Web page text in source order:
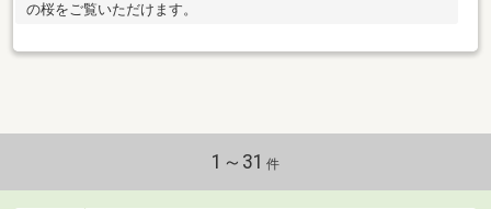
の桜をご覧いただけます。
1～31 件